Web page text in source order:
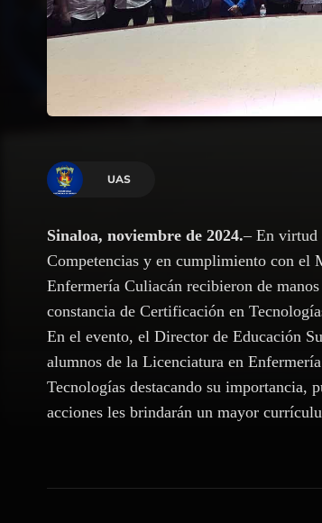
UAS
Sinaloa, noviembre de 2024.– En virtud
Competencias y en cumplimiento con el
Enfermería Culiacán recibieron de
constancia de Certificación en
En el evento, el Director de Educación
alumnos de la Licenciatura en
Tecnologías destacando su importancia,
acciones les brindarán un mayor